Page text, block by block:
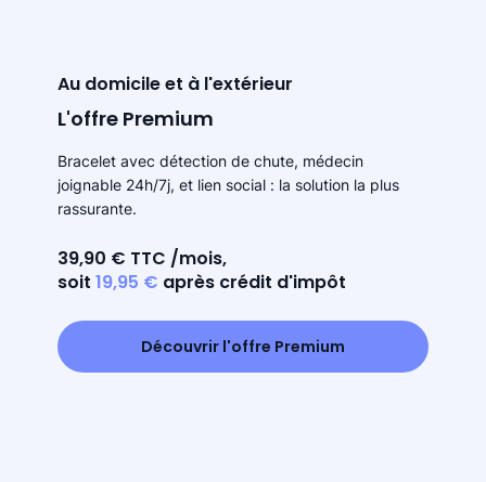
Au domicile et à l'extérieur
L'offre Premium
Bracelet avec détection de chute, médecin
joignable 24h/7j, et lien social : la solution la plus
rassurante.
39,90 € TTC /mois,
soit 19,95 € après crédit d'impôt
Découvrir l'offre Premium